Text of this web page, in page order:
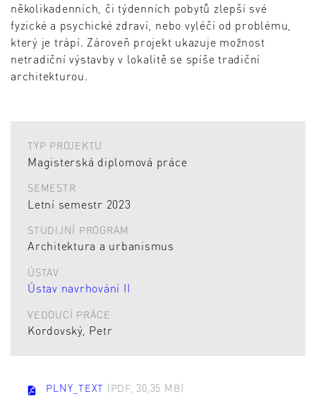
několikadenních, či týdenních pobytů zlepší své
fyzické a psychické zdraví, nebo vyléčí od problému,
který je trápí. Zároveň projekt ukazuje možnost
netradiční výstavby v lokalitě se spíše tradiční
architekturou.
TYP PROJEKTU
Magisterská diplomová práce
SEMESTR
Letní semestr 2023
STUDIJNÍ PROGRAM
Architektura a urbanismus
ÚSTAV
Ústav navrhování II
VEDOUCÍ PRÁCE
Kordovský, Petr
PLNY_TEXT (PDF, 30,35 MB)